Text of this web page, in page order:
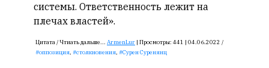
системы. Ответственность лежит на
плечах властей».
Цитата /Чтиать дальше... ArmenLur | Просмотры: 441 | 04.06.2022 /
оппозиция, столкновения, Сурен Суренянц